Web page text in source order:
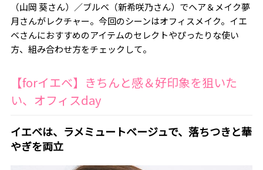
（山岡 葵さん）／ブルベ（新希咲乃さん）でヘア＆メイク夢
月さんがレクチャー。今回のシーンはオフィスメイク。イエ
ベさんにおすすめのアイテムのセレクトやぴったりな使い
方、組み合わせ方をチェックして。
【forイエベ】きちんと感＆好印象を狙いた
い、オフィスday
イエベは、ラメミュートベージュで、落ちつきと華
やぎを両立